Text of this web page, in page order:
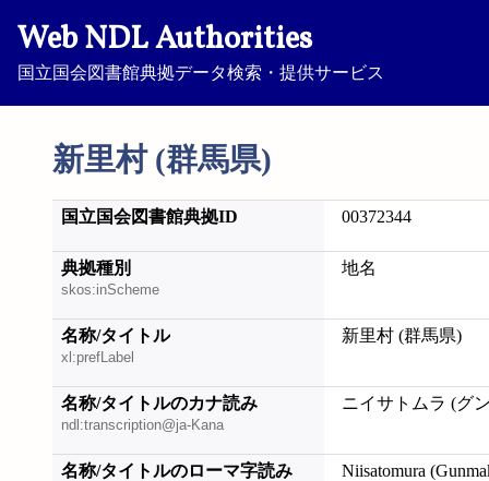
Web NDL Authorities
国立国会図書館典拠データ検索・提供サービス
新里村 (群馬県)
国立国会図書館典拠ID 00372344
典拠種別
skos:inScheme
地名
名称/タイトル
xl:prefLabel
新里村 (群馬県)
名称/タイトルのカナ読み
ndl:transcription@ja-Kana
ニイサトムラ (グ
名称/タイトルのローマ字読み Niisatomura